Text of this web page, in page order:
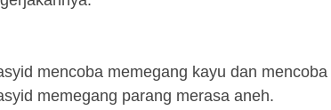
mencoba memegang kayu dan
memegang parang merasa aneh.